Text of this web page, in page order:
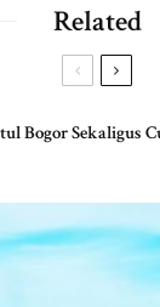
Related
Bogor Sekaligus